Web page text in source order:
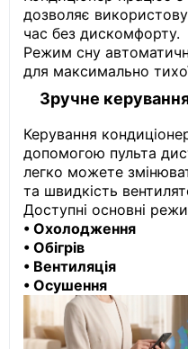
дозволяє
час без дискомфорту.
Режим сну
для максимально
Зручне
Керування
допомогою пульта
легко можете
та швидкість
Доступні основні
• Охолодження
• Обігрів
• Вентиляція
• Осушення